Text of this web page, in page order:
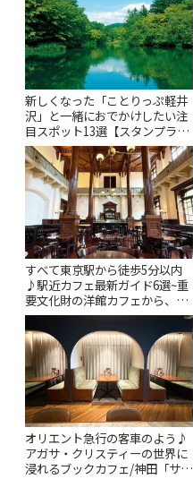
新しくなった「ことりっぷ軽井
沢」と一緒におでかけしたい注
目スポット13選【スタンプラリ
ー開催中】 | ことりっぷ
すべて東京駅から徒歩5分以内
♪駅近カフェ最新ガイド6選~重
要文化財の洋館カフェから、改
札すぐのレトロ喫茶まで~ | こと
りっぷ
オリエント急行の客車のよう♪
アガサ・クリスティーの世界に
浸れるブックカフェ/神田「サロ